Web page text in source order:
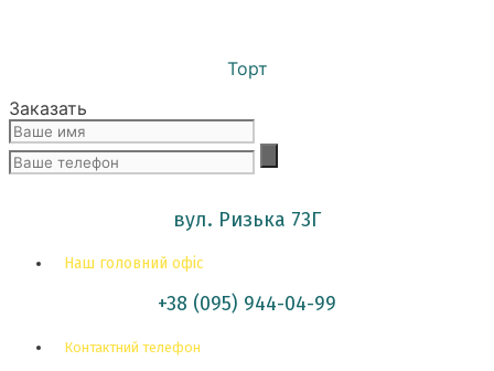
Торт
Заказать
вул. Ризька 73Г
Наш головний офіс
+38 (095) 944-04-99
Контактний телефон